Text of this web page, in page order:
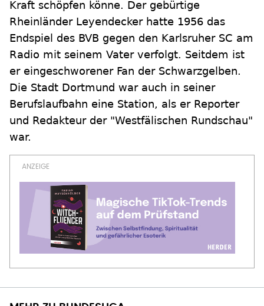
Kraft schöpfen könne. Der gebürtige
Rheinländer Leyendecker hatte 1956 das
Endspiel des BVB gegen den Karlsruher SC am
Radio mit seinem Vater verfolgt. Seitdem ist
er eingeschworener Fan der Schwarzgelben.
Die Stadt Dortmund war auch in seiner
Berufslaufbahn eine Station, als er Reporter
und Redakteur der "Westfälischen Rundschau"
war.